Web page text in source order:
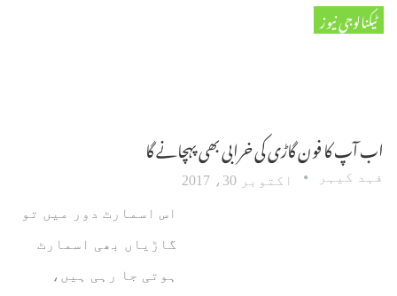
ٹیکنالوجی نیوز
اب آپ کا فون گاڑی کی خرابی بھی پہچانے گا
فہد کیہر اکتوبر 30، 2017
اس اسمارٹ دور میں تو
گاڑیاں بھی اسمارٹ
ہوتی جا رہی ہیں،